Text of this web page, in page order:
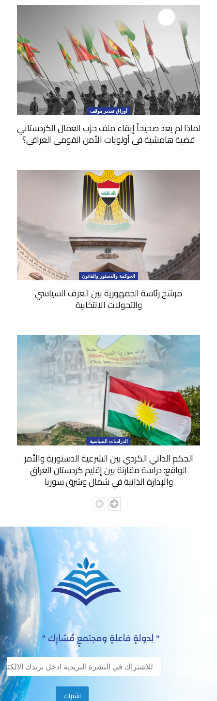
أوراق تقدير موقف
لماذا لم يعد صحيحاً إبقاء ملف حزب العمال الكردستاني
قضية هامشية في أولويات الأمن القومي العراقي؟
الحوكمة والدستور والقانون
مرشح رئاسة الجمهورية بين العرف السياسي
والتحولات الانتخابية
الدراسات السياسية
الحكم الذاتي الكردي بين الشرعية الدستورية والأمر
الواقع: دراسة مقارنة بين إقليم كردستان العراق
والإدارة الذاتية في شمال وشرق سوريا